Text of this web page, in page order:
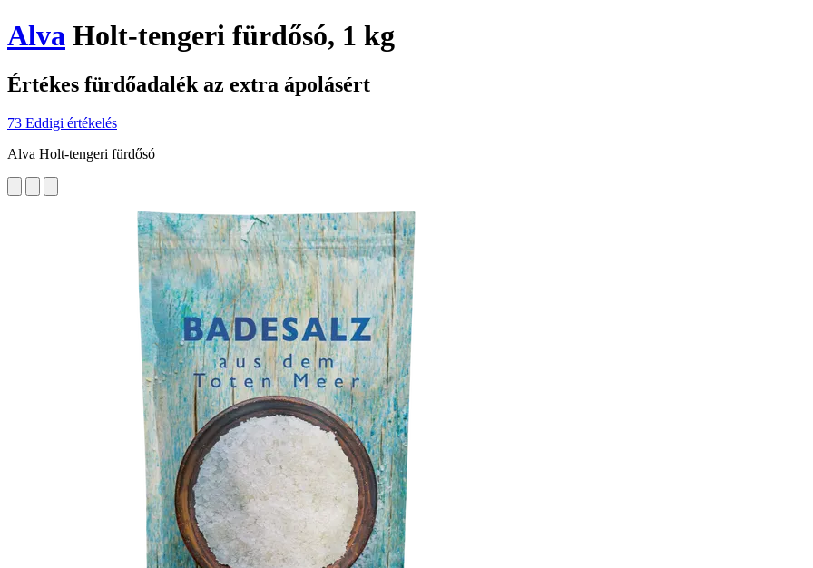
Alva Holt-tengeri fürdősó, 1 kg
Értékes fürdőadalék az extra ápolásért
73 Eddigi értékelés
Alva Holt-tengeri fürdősó